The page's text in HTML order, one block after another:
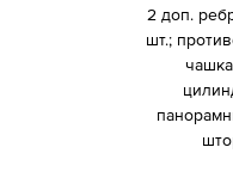
2 доп.
шт.;